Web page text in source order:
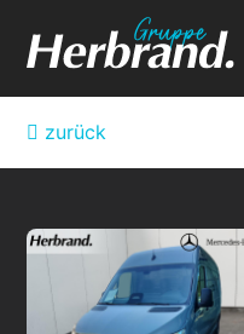
zurück